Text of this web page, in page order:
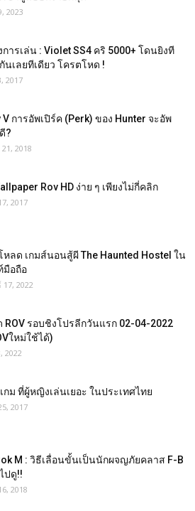
2023
ารเล่น : Violet SS4 คริ 5000+ โดนยิงที
เลยทีเดียว โครตโหด !
2017
V การอัพเปิร์ค (Perk) ของ Hunter จะอัพ
?
2018
Rov HD ง่าย ๆ เพียงไม่กี่คลิก
2017
ลด เกมส์นอนสู้ผี The Haunted Hostel ใน
มือถือ
2022
ROV รอบชิงโปรลีกวันแรก 02-04-2022
ใหม่ใช้ได้)
2022
กม ที่ผู้หญิงเล่นเยอะ ในประเทศไทย
2017
M : วิธีเลื่อนขั้นเป็นนักผจญภัยคลาส F-B
ปดู!!
2018